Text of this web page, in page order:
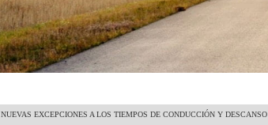
NUEVAS EXCEPCIONES A LOS TIEMPOS DE CONDUCCIÓN Y DESCANSO